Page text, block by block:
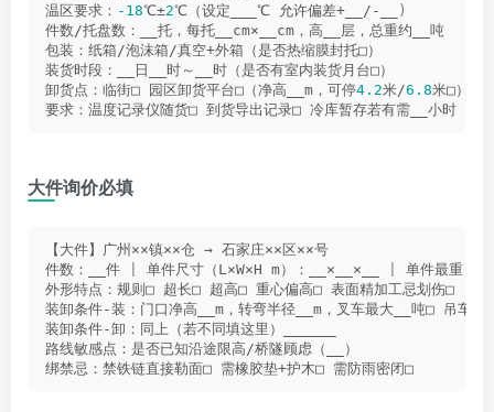
温区要求： -18℃±2℃（设定___℃ 允许偏差+__/-__
)
件数/托盘数：__托，每托__cm×__cm，高__层，总重约__吨
包装：纸箱/泡沫箱/真空+外箱（是否热缩膜封托□）
装货时段：__日__时～__时（是否有室内装货月台□）
卸货点：临街□ 园区卸货平台□（净高__m，可停4.2米/6.8米□）
要求：温度记录仪随货□ 到货导出记录□ 冷库暂存若有需__小时
大件询价必填
【大件】广州××镇××仓 → 石家庄××区××号
件数：__件
单件尺寸（L×W×H m）：__×__×__
单件最重：
外形特点：规则□ 超长□ 超高□ 重心偏高□ 表面精加工忌划伤□
装卸条件-装：门口净高__m，转弯半径__m，叉车最大__吨□ 吊车需
装卸条件-卸：同上（若不同填这里）______
路线敏感点：是否已知沿途限高/桥隧顾虑（__）
绑禁忌：禁铁链直接勒面□ 需橡胶垫+护木□ 需防雨密闭□